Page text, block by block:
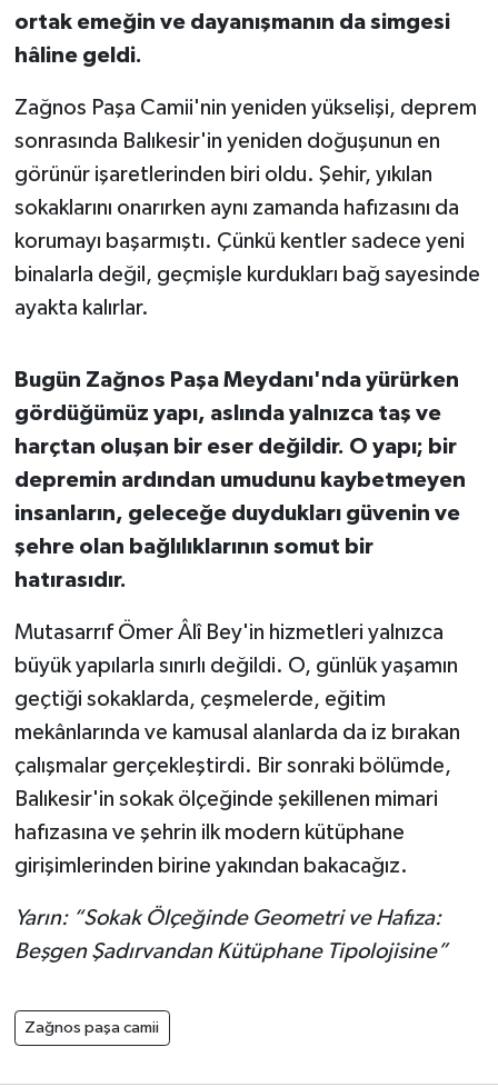
ortak emeğin ve dayanışmanın da simgesi
hâline geldi.
Zağnos Paşa Camii'nin yeniden yükselişi, deprem
sonrasında Balıkesir'in yeniden doğuşunun en
görünür işaretlerinden biri oldu. Şehir, yıkılan
sokaklarını onarırken aynı zamanda hafızasını da
korumayı başarmıştı. Çünkü kentler sadece yeni
binalarla değil, geçmişle kurdukları bağ sayesinde
ayakta kalırlar.
Bugün Zağnos Paşa Meydanı'nda yürürken
gördüğümüz yapı, aslında yalnızca taş ve
harçtan oluşan bir eser değildir. O yapı; bir
depremin ardından umudunu kaybetmeyen
insanların, geleceğe duydukları güvenin ve
şehre olan bağlılıklarının somut bir
hatırasıdır.
Mutasarrıf Ömer Âlî Bey'in hizmetleri yalnızca
büyük yapılarla sınırlı değildi. O, günlük yaşamın
geçtiği sokaklarda, çeşmelerde, eğitim
mekânlarında ve kamusal alanlarda da iz bırakan
çalışmalar gerçekleştirdi. Bir sonraki bölümde,
Balıkesir'in sokak ölçeğinde şekillenen mimari
hafızasına ve şehrin ilk modern kütüphane
girişimlerinden birine yakından bakacağız.
Yarın: “Sokak Ölçeğinde Geometri ve Hafıza:
Beşgen Şadırvandan Kütüphane Tipolojisine”
Zağnos paşa camii